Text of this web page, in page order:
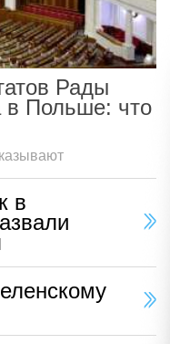
Рады
в Польше: что
в